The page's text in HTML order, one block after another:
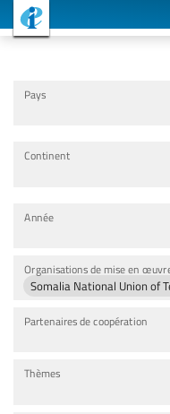
Pays
Continent
Année
Organisations de mise en
Somalia National Union of
Partenaires de coopération
Thèmes